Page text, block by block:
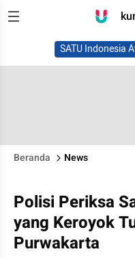
SATU Indonesia
Beranda News
Polisi Periksa
yang Keroyok
Purwakarta